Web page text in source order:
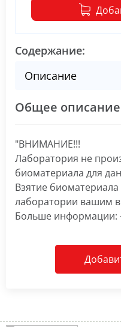
Содержание:
Описание
Общее описание
"ВНИМАНИЕ!!!
Лаборатория не
биоматериала для
Взятие
лаборатории вашим
Больше информации: